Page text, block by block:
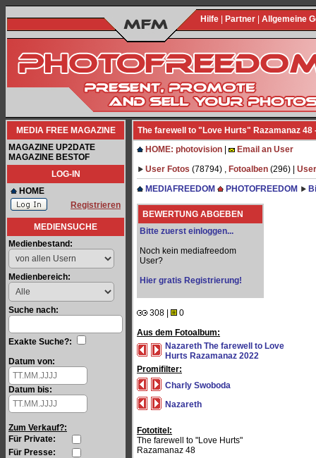
Hilfe Partner Allgemeine
MEDIA FREE MAGAZINE
MAGAZINE UP2DATE
MAGAZINE BESTOF
LOG-IN
HOME
Registrieren
MEDIENSUCHE
Medienbestand:
Medienbereich:
Suche nach:
Exakte Suche?:
Datum von:
Datum bis:
Zum Verkauf?:
Für Private:
Für Presse:
The farewell to "Love Hurts" Razamanaz 48
HOME: photovision
Email an User
User Fotos (78794) , Fotoalben (296) |
MEDIAFREEDOM
PHOTOFREEDOM
BEWERTUNG ABGEBEN
Bitte zuerst einloggen...
Noch kein mediafreedom
User?
Hier gratis Registrierung!
308 |
0
Aus dem Fotoalbum:
Nazareth The farewell to Love
Hurts Razamanaz 2022
Promifilter:
Charly Swoboda
Nazareth
Fototitel:
The farewell to "Love Hurts"
Razamanaz 48